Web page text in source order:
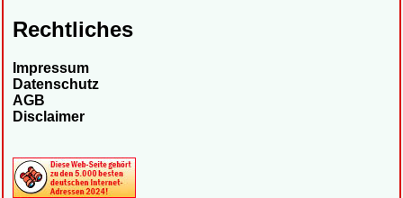
Rechtliches
Impressum
Datenschutz
AGB
Disclaimer